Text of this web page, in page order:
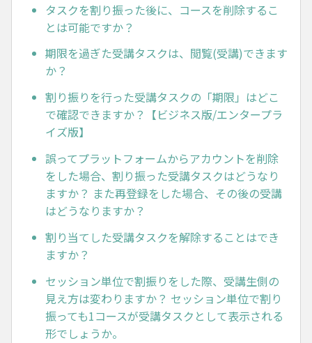
タスクを割り振った後に、コースを削除するこ
とは可能ですか？
期限を過ぎた受講タスクは、閲覧(受講)できます
か？
割り振りを行った受講タスクの「期限」はどこ
で確認できますか？【ビジネス版/エンタープラ
イズ版】
誤ってプラットフォームからアカウントを削除
をした場合、割り振った受講タスクはどうなり
ますか？ また再登録をした場合、その後の受講
はどうなりますか？
割り当てした受講タスクを解除することはでき
ますか？
セッション単位で割振りをした際、受講生側の
見え方は変わりますか？ セッション単位で割り
振っても1コースが受講タスクとして表示される
形でしょうか。